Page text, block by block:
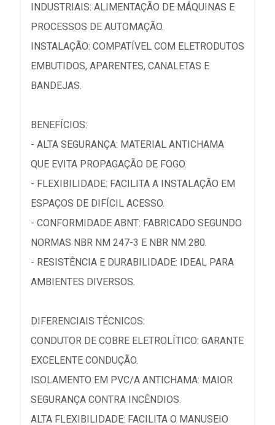
INDUSTRIAIS: ALIMENTAÇÃO DE MÁQUINAS E
PROCESSOS DE AUTOMAÇÃO.
INSTALAÇÃO: COMPATÍVEL COM ELETRODUTOS
EMBUTIDOS, APARENTES, CANALETAS E
BANDEJAS.
BENEFÍCIOS:
- ALTA SEGURANÇA: MATERIAL ANTICHAMA
QUE EVITA PROPAGAÇÃO DE FOGO.
- FLEXIBILIDADE: FACILITA A INSTALAÇÃO EM
ESPAÇOS DE DIFÍCIL ACESSO.
- CONFORMIDADE ABNT: FABRICADO SEGUNDO
NORMAS NBR NM 247-3 E NBR NM 280.
- RESISTÊNCIA E DURABILIDADE: IDEAL PARA
AMBIENTES DIVERSOS.
DIFERENCIAIS TÉCNICOS:
CONDUTOR DE COBRE ELETROLÍTICO: GARANTE
EXCELENTE CONDUÇÃO.
ISOLAMENTO EM PVC/A ANTICHAMA: MAIOR
SEGURANÇA CONTRA INCÊNDIOS.
ALTA FLEXIBILIDADE: FACILITA O MANUSEIO